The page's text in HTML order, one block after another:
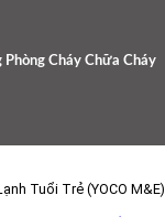
Phòng Cháy Chữa Cháy
Tuổi Trẻ (YOCO M&E)